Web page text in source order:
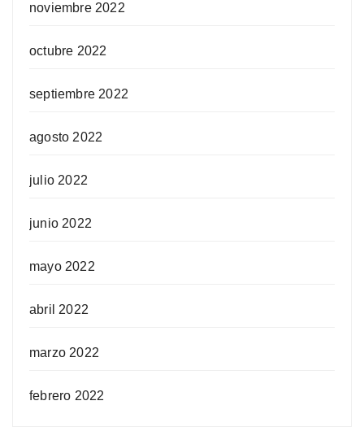
noviembre 2022
octubre 2022
septiembre 2022
agosto 2022
julio 2022
junio 2022
mayo 2022
abril 2022
marzo 2022
febrero 2022